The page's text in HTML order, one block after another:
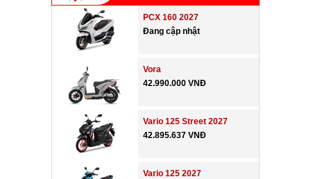
PCX 160 2027
Đang cập nhật
Vora
42.990.000 VNĐ
Vario 125 Street 2027
42.895.637 VNĐ
Vario 125 2027